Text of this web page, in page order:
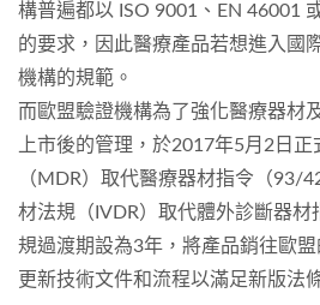
構普遍都以 ISO 9001、EN 46001
的要求，因此醫療產品若想進入國
機構的規範。
而歐盟驗證機構為了強化醫療器材
上市後的管理，於2017年5月2日
（MDR）取代醫療器材指令（93/
材法規（IVDR）取代體外診斷器
規過渡期設為3年，將產品銷往歐
更新技術文件和流程以滿足新版法